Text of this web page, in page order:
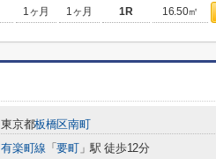
1ヶ月 1ヶ月 1R 16.50㎡
東京都板橋区南町
有楽町線 「要町」駅 徒歩12分